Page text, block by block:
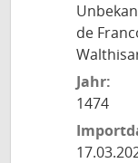
de
Jahr:
1474